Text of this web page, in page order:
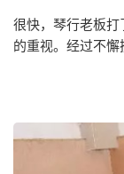
很快，琴行老板
的重视。经过不懈